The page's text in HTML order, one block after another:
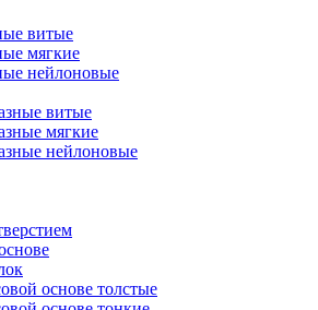
витые
мягкие
нейлоновые
витые
мягкие
нейлоновые
основе толстые